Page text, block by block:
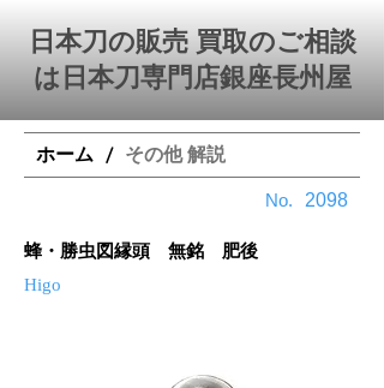
日本刀の販売 買取のご相談
は日本刀専門店銀座⻑州屋
ホーム / その他 解説
​No. 2098
蜂・勝虫図縁頭 無銘 肥後
Higo